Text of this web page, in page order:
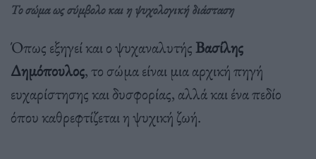
Το σώμα ως σύμβολο και η ψυχολογική διάσταση
Όπως εξηγεί και ο ψυχαναλυτήςΒασίλης
Δημόπουλος, το σώμα είναι μια αρχική πηγή
ευχαρίστησης και δυσφορίας, αλλά και ένα πεδίο
όπου καθρεφτίζεται η ψυχική ζωή​.